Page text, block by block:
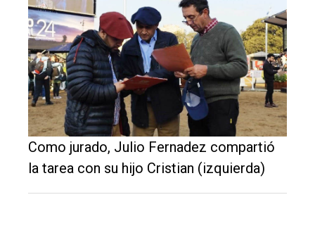
Como jurado, Julio Fernadez compartió
la tarea con su hijo Cristian (izquierda)